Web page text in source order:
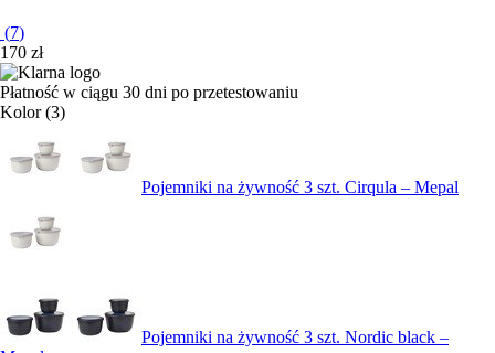
(7)
170 zł
Płatność w ciągu 30 dni po przetestowaniu
Kolor (3)
Pojemniki na żywność 3 szt. Cirqula – Mepal
Pojemniki na żywność 3 szt. Nordic black –